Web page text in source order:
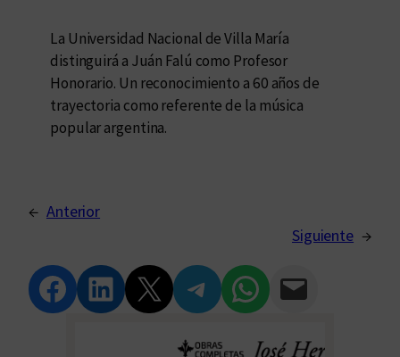
La Universidad Nacional de Villa María
distinguirá a Juán Falú como Profesor
Honorario. Un reconocimiento a 60 años de
trayectoria como referente de la música
popular argentina.
← Anterior
Siguiente →
Compartir en Facebook Compartir en LinkedIn Compartir en Twitter Compartir en Telegram Compartir en WhatsApp Compartir vía Email